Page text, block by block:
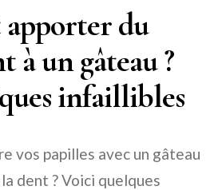
du
à un gâteau ?
infaillibles
vos papilles avec un gâteau
dent ? Voici quelques